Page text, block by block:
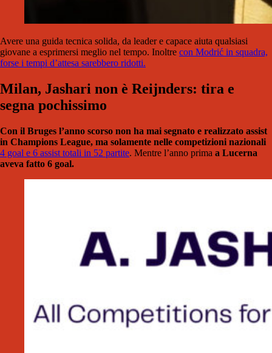
Avere una guida tecnica solida, da leader e capace aiuta qualsiasi
giovane a esprimersi meglio nel tempo. Inoltre con Modrić in squadra,
forse i tempi d’attesa sarebbero ridotti.
Milan, Jashari non è Reijnders: tira e
segna pochissimo
Con il Bruges l’anno scorso non ha mai segnato e realizzato assist
in Champions League, ma solamente nelle competizioni nazionali
4 goal e 6 assist totali in 52 partite. Mentre l’anno prima a Lucerna
aveva fatto 6 goal.